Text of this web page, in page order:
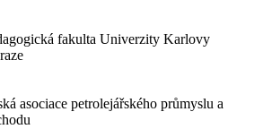
fakulta Univerzity Karlovy
asociace petrolejářského průmyslu a